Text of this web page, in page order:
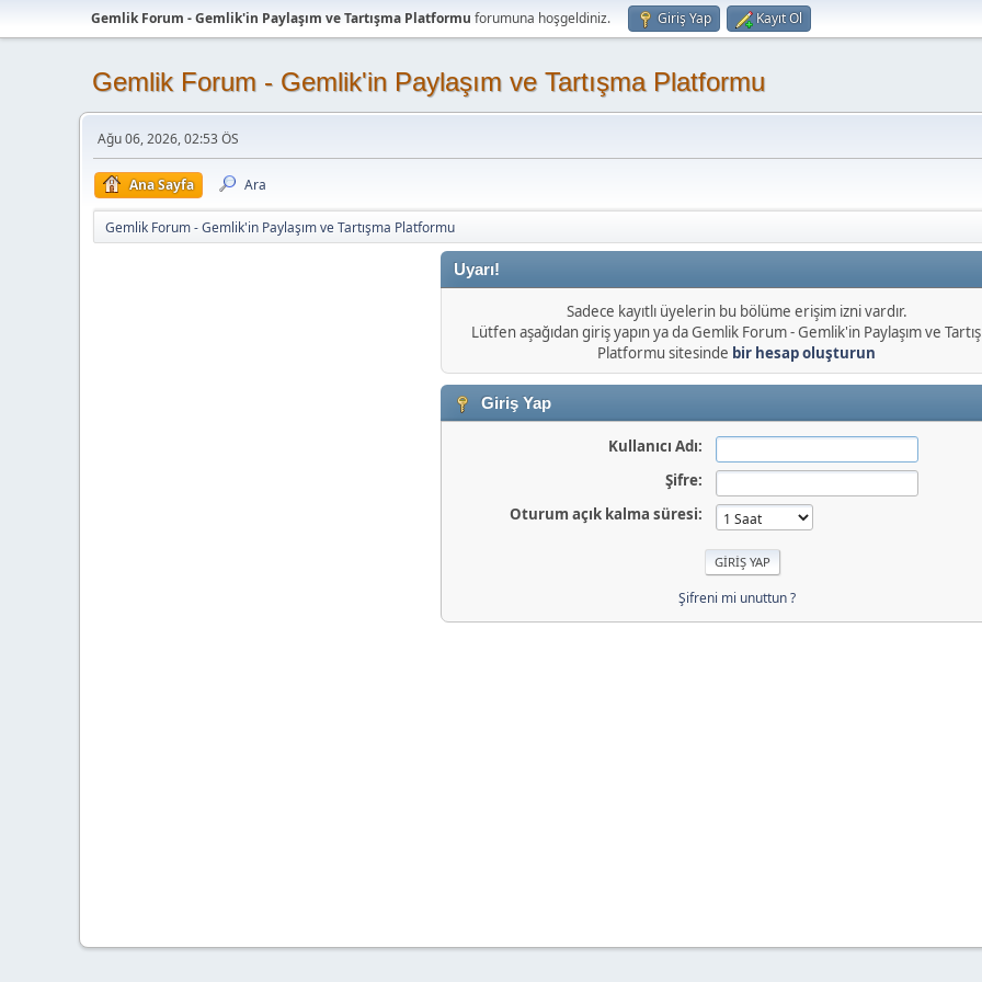
Gemlik Forum - Gemlik'in Paylaşım ve Tartışma Platformu forumuna hoşgeldiniz. Giriş Yap Kayıt Ol
Gemlik Forum - Gemlik'in Paylaşım ve Tartışma Platformu
Ağu 06, 2026, 02:53 ÖS
Ana Sayfa Ara
Gemlik Forum - Gemlik'in Paylaşım ve Tartışma Platformu
Uyarı!
Sadece kayıtlı üyelerin bu bölüme erişim izni vardır.
Lütfen aşağıdan giriş yapın ya da Gemlik Forum - Gemlik'in Paylaşım ve
Platformu sitesinde bir hesap oluşturun
Giriş Yap
Kullanıcı Adı:
Şifre:
Oturum açık kalma süresi:
Şifreni mi unuttun ?